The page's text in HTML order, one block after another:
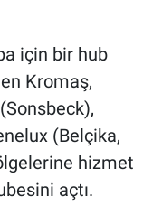
için bir hub
Kromaş,
(Belçika,
hizmet
açtı.